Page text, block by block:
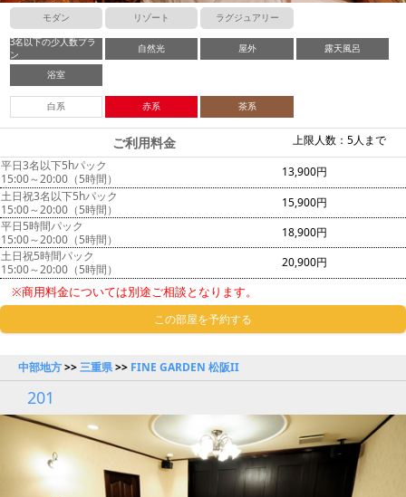
モダン リゾート ラグジュアリー
3名以下の少人数プラ
ン
自然光 屋外 露天風呂
浴室
白系 赤系 茶系
上限人数：5人まで
ご利用料金
平日3名以下5hパック
15:00～20:00（5時間）
13,900円
土日祝3名以下5hパック
15:00～20:00（5時間）
15,900円
平日5時間パック
15:00～20:00（5時間）
18,900円
土日祝5時間パック
15:00～20:00（5時間）
20,900円
※商用料金については別途ご相談となります。
この部屋を予約する
中部地方>>三重県>> FINE GARDEN 松阪II
201